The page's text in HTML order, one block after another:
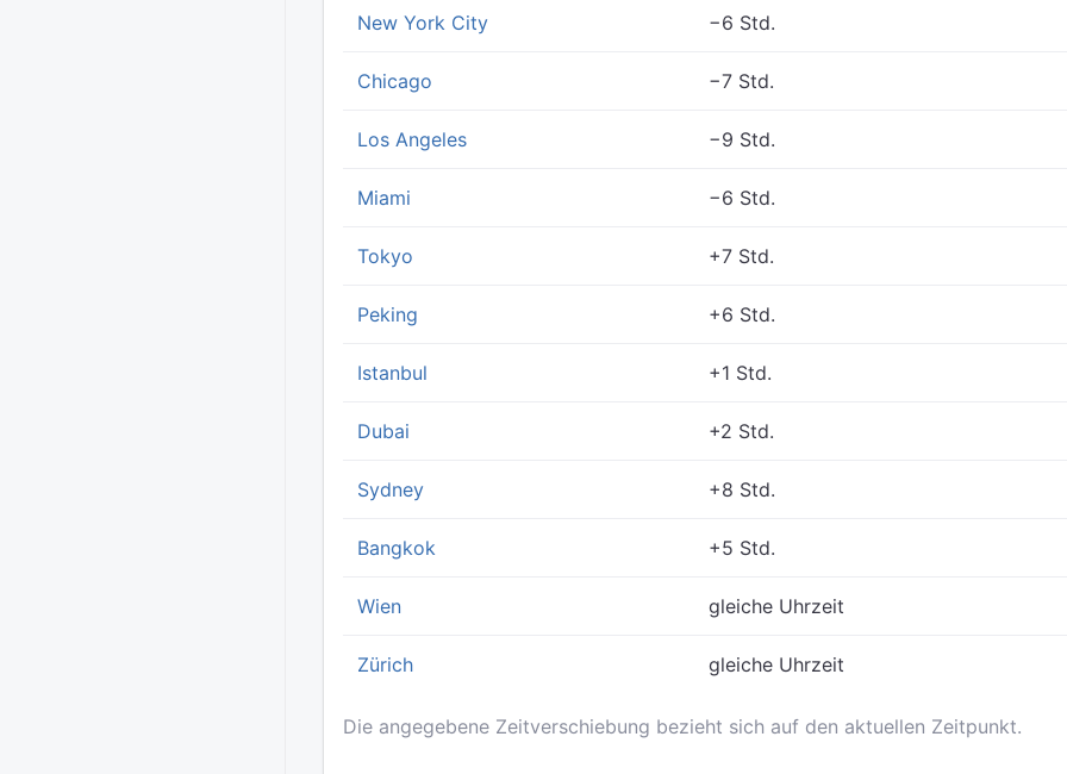
New York City −6 Std.
Chicago −7 Std.
Los Angeles −9 Std.
Miami −6 Std.
Tokyo +7 Std.
Peking +6 Std.
Istanbul +1 Std.
Dubai +2 Std.
Sydney +8 Std.
Bangkok +5 Std.
Wien gleiche Uhrzeit
Zürich gleiche Uhrzeit
Die angegebene Zeitverschiebung bezieht sich auf den aktuellen Zeitpunkt.